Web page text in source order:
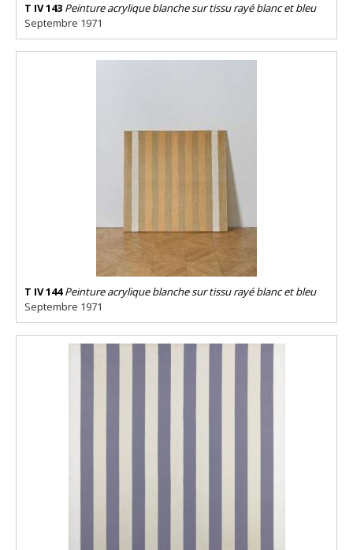
T IV 143 Peinture acrylique blanche sur tissu rayé blanc et bleu
Septembre 1971
T IV 144 Peinture acrylique blanche sur tissu rayé blanc et bleu
Septembre 1971